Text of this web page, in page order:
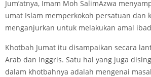
Jum’atnya, Imam Moh SalimAzwa
umat Islam memperkokoh persatuan dan
menganjurkan untuk melakukan amal
Khotbah Jumat itu disampaikan secara
Arab dan Inggris. Satu hal yang juga
dalam khotbahnya adalah mengenai